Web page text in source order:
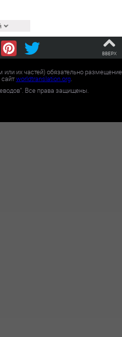
ВВЕРХ
или их частей) обязательно размещение
worldtranslation.org.
Все права защищены.